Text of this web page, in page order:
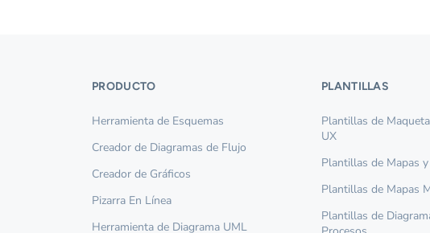
PRODUCTO
Herramienta de Esquemas
Creador de Diagramas de Flujo
Creador de Gráficos
Pizarra En Línea
Herramienta de Diagrama UML
PLANTILLAS
Plantillas de
UX
Plantillas de Mapas
Plantillas de Mapas
Plantillas de